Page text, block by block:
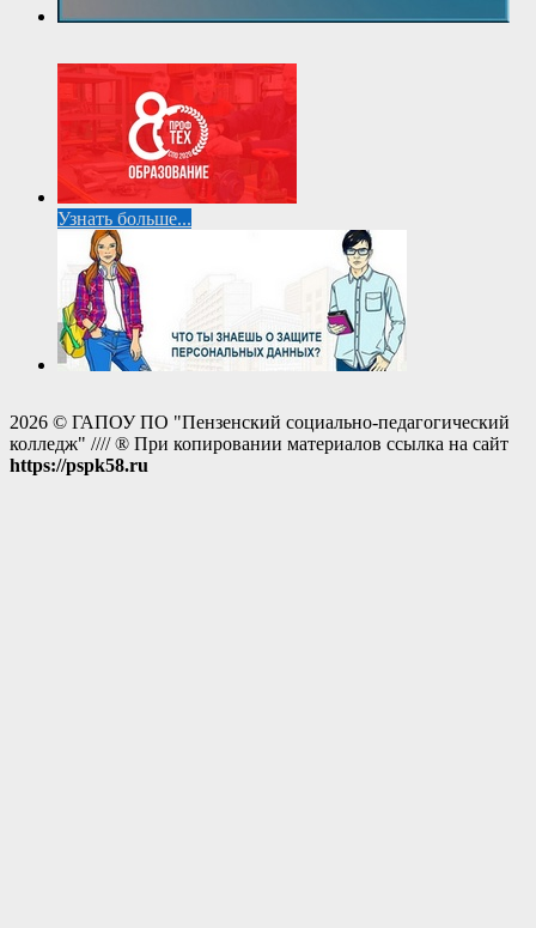
Узнать больше...
2026 © ГАПОУ ПО "Пензенский социально-педагогический
колледж" //// ® При копировании материалов ссылка на сайт
https://pspk58.ru